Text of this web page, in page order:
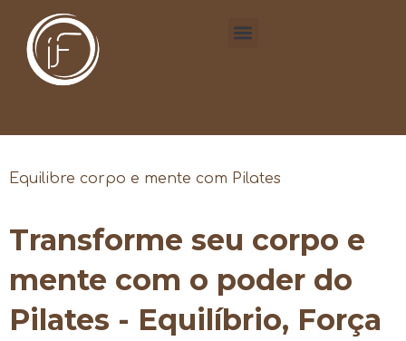
Equilibre corpo e mente com Pilates
Transforme seu corpo e
mente com o poder do
Pilates - Equilíbrio, Força